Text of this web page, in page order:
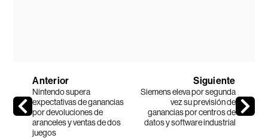
Anterior
Nintendo supera
expectativas de ganancias
por devoluciones de
aranceles y ventas de dos
juegos
Siguiente
Siemens eleva por segunda
vez su previsión de
ganancias por centros de
datos y software industrial